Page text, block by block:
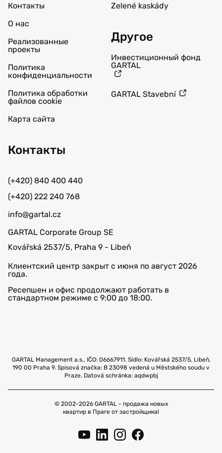
Контакты
О нас
Реализованные
проекты
Политика
конфиденциальности
Политика обработки
файлов cookie
Карта сайта
Zelené kaskády
Другое
Инвестиционный фонд
GARTAL
GARTAL Stavební
Контакты
(+420) 840 400 440
(+420) 222 240 768
info@gartal.cz
GARTAL Corporate Group SE
Kovářská 2537/5, Praha 9 - Libeň
Клиентский центр закрыт с июня по август 2026
года.
Ресепшен и офис продолжают работать в
стандартном режиме с 9:00 до 18:00.
GARTAL Management a.s., IČO: 06667911. Sídlo: Kovářská 2537/5, Libeň,
190 00 Praha 9. Spisová značka: B 23098 vedená u Městského soudu v
Praze. Datová schránka: aqdwpbj
© 2002-2026 GARTAL - продажа новых
квартир в Праге от застройщика!